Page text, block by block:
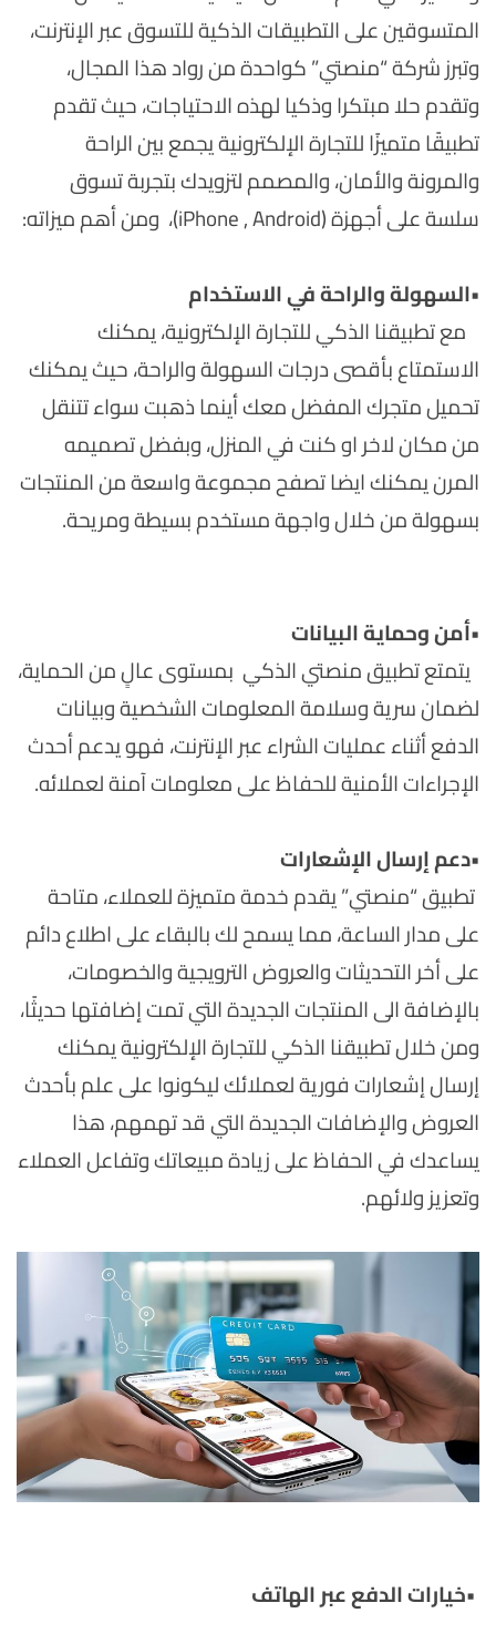
المتسوقين على التطبيقات الذكية للتسوق عبر الإنترنت،
وتبرز شركة “منصتي” كواحدة من رواد هذا المجال،
وتقدم حلا مبتكرا وذكيا لهذه الاحتياجات، حيث تقدم
تطبيقًا متميزًا للتجارة الإلكترونية يجمع بين الراحة
والمرونة والأمان، والمصمم لتزويدك بتجربة تسوق
سلسة على أجهزة (iPhone , Android)، ومن أهم ميزاته:
•السهولة والراحة في الاستخدام
مع تطبيقنا الذكي للتجارة الإلكترونية، يمكنك
الاستمتاع بأقصى درجات السهولة والراحة، حيث يمكنك
تحميل متجرك المفضل معك أينما ذهبت سواء تتنقل
من مكان لاخر او كنت في المنزل، وبفضل تصميمه
المرن يمكنك ايضا تصفح مجموعة واسعة من المنتجات
بسهولة من خلال واجهة مستخدم بسيطة ومريحة.
•أمن وحماية البيانات
يتمتع تطبيق منصتي الذكي بمستوى عالٍ من الحماية،
لضمان سرية وسلامة المعلومات الشخصية وبيانات
الدفع أثناء عمليات الشراء عبر الإنترنت، فهو يدعم أحدث
الإجراءات الأمنية للحفاظ على معلومات آمنة لعملائه.
•دعم إرسال الإشعارات
تطبيق “منصتي” يقدم خدمة متميزة للعملاء، متاحة
على مدار الساعة، مما يسمح لك بالبقاء على اطلاع دائم
على أخر التحديثات والعروض الترويجية والخصومات،
بالإضافة الى المنتجات الجديدة التي تمت إضافتها حديثًا،
ومن خلال تطبيقنا الذكي للتجارة الإلكترونية يمكنك
إرسال إشعارات فورية لعملائك ليكونوا على علم بأحدث
العروض والإضافات الجديدة التي قد تهمهم، هذا
يساعدك في الحفاظ على زيادة مبيعاتك وتفاعل العملاء
وتعزيز ولائهم.
•خيارات الدفع عبر الهاتف